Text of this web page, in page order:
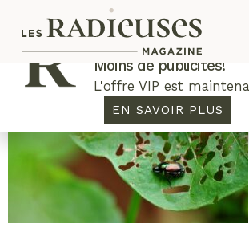
Plus de concours. Plus
Moins de publicités!
L'offre VIP est
EN SAVOIR PLUS